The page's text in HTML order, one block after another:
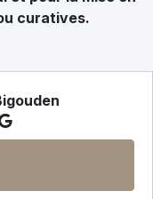
curatives.